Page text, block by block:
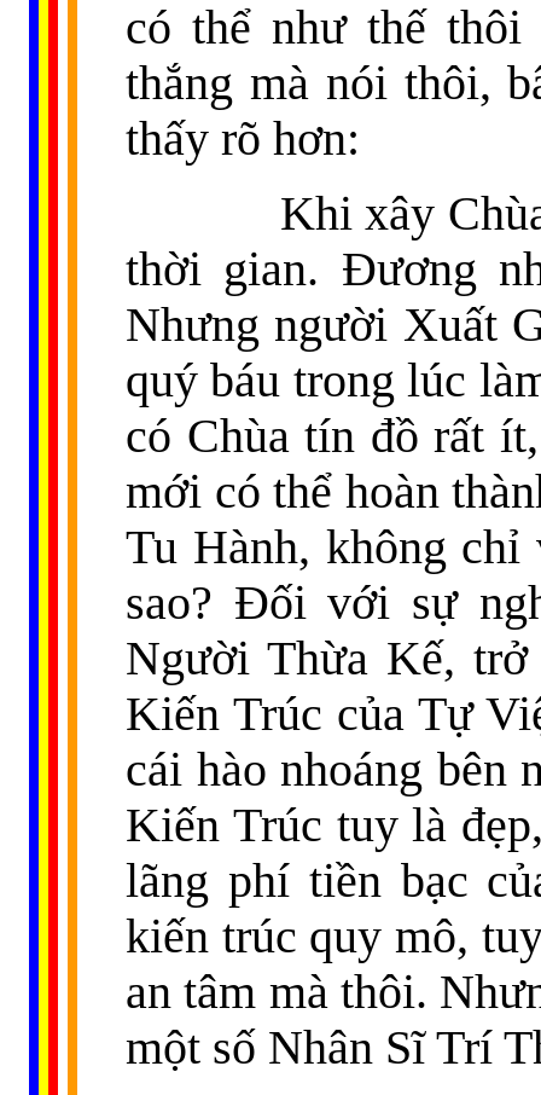
có thể như thế
thắng mà nói thôi,
thấy rõ hơn:
Khi xây Chùa,
thời gian. Đương
Nhưng người Xuất
quý báu trong lúc
có Chùa tín đồ rất
mới có thể hoàn
Tu Hành, không chỉ
sao? Đối với sự
Người Thừa Kế,
Kiến Trúc của Tự
cái hào nhoáng bên
Kiến Trúc tuy là
lãng phí tiền bạc
kiến trúc quy mô,
an tâm mà thôi.
một số Nhân Sĩ Trí